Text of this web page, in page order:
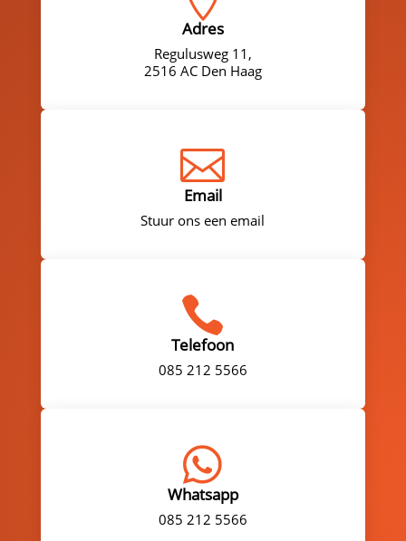
Adres
Regulusweg 11,
2516 AC Den Haag

Email
Stuur ons een email

Telefoon
085 212 5566

Whatsapp
085 212 5566